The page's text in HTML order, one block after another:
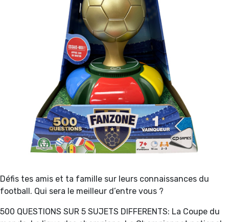
Défis tes amis et ta famille sur leurs connaissances du
football. Qui sera le meilleur d’entre vous ?
500 QUESTIONS SUR 5 SUJETS DIFFERENTS: La Coupe du